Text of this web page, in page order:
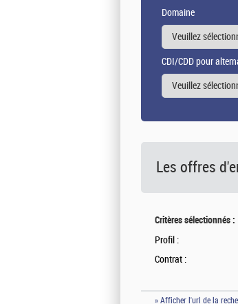
Domaine
CDI/CDD pour
Les offres
Critères sélectionnés :
Profil :
Contrat :
» Afficher l'url de la